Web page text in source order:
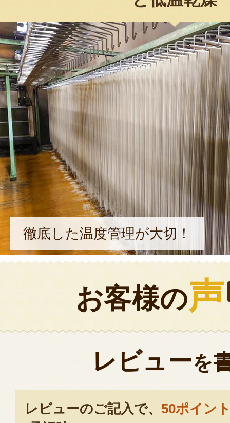
徹底した温度管理が大切！
お客様の声
レビューを
レビューのご記入で、 50ポイン